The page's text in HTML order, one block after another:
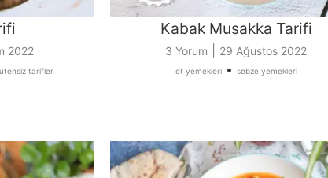
2022
tarifler
Kabak Musakka Tarifi
3 Yorum 29 Ağustos 2022
et yemekleri• sebze yemekleri